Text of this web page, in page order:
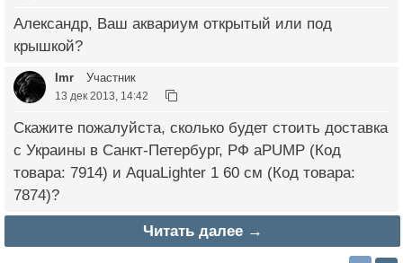
Александр, Ваш аквариум открытый или под
крышкой?
Imr Участник
13 дек 2013, 14:42
Скажите пожалуйста, сколько будет стоить доставка
с Украины в Санкт-Петербург, РФ aPUMP (Код
товара: 7914) и AquaLighter 1 60 см (Код товара:
7874)?
Читать далее →